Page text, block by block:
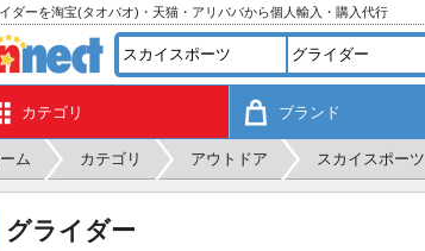
ダーを淘宝(タオバオ)・天猫・アリババから個人輸入・購入代行
カテゴリ ブランド
ム カテゴリ アウトドア スカイスポーツ
グライダー